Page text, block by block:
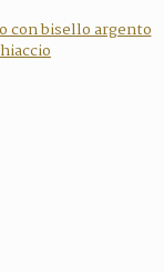
con bisello argento